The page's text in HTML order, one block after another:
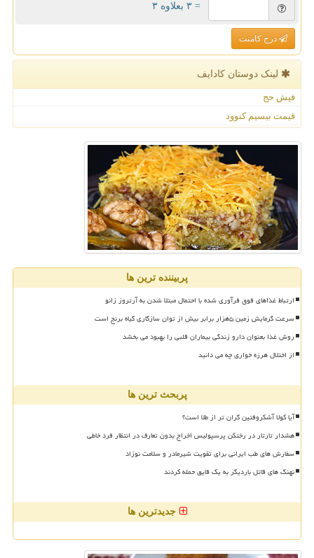
= ۳ بعلاوه ۳
درج کامنت
لینک دوستان كادایف
فیش حج
قیمت بیسیم کنوود
پربیننده ترین ها
ارتباط غذاهای فوق فرآوری شده با احتمال مبتلا شدن به آرتروز زانو
سرعت گرمایش زمین ۵هزار برابر بیش از توان سازگاری گیاه برنج است
روش غذا بعنوان دارو زندگی بیماران قلبی را بهبود می بخشد
از اختلال هرزه خواری چه می دانید
پربحث ترین ها
آیا کولا آشکروفتین گران تر از طلا است؟
هشدار تارتار در رختکن پرسپولیس اخراج بدون تعارف در انتظار فرد خاطی
سفارش های طب ایرانی برای تقویت شیرمادر و سلامت نوزاد
نهنگ های قاتل باردیگر به یک قایق حمله کردند
جدیدترین ها